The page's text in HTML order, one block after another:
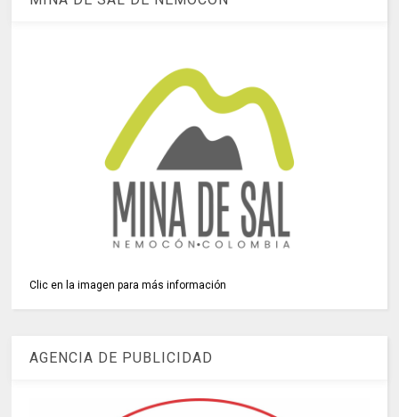
Clic en la imagen para más información
AGENCIA DE PUBLICIDAD